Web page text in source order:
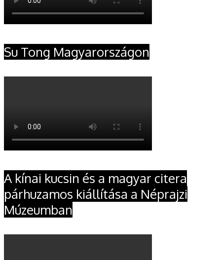
Su Tong Magyarországon
A kínai kucsin és a magyar citera
párhuzamos kiállítása a Néprajzi
Múzeumban